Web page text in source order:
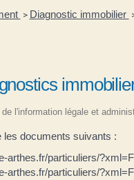
> Diagnostic immobilier
l'information légale et
les documents suivants :
arthes.fr/particuliers/
arthes.fr/particuliers/